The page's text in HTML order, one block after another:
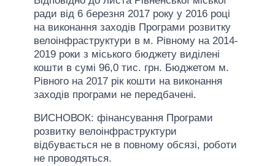
ради від 6 березня 2017 року у 2016 році
на виконання заходів Програми розвитку
велоінфраструктури в м. Рівному на 2014-
2019 роки з міського бюджету виділені
кошти в сумі 96,0 тис. грн. Бюджетом м.
Рівного на 2017 рік кошти на виконання
заходів програми не передбачені.
ВИСНОВОК: фінансування Програми
розвитку велоінфраструктури
відбувається не в повному обсязі, роботи
не проводяться.